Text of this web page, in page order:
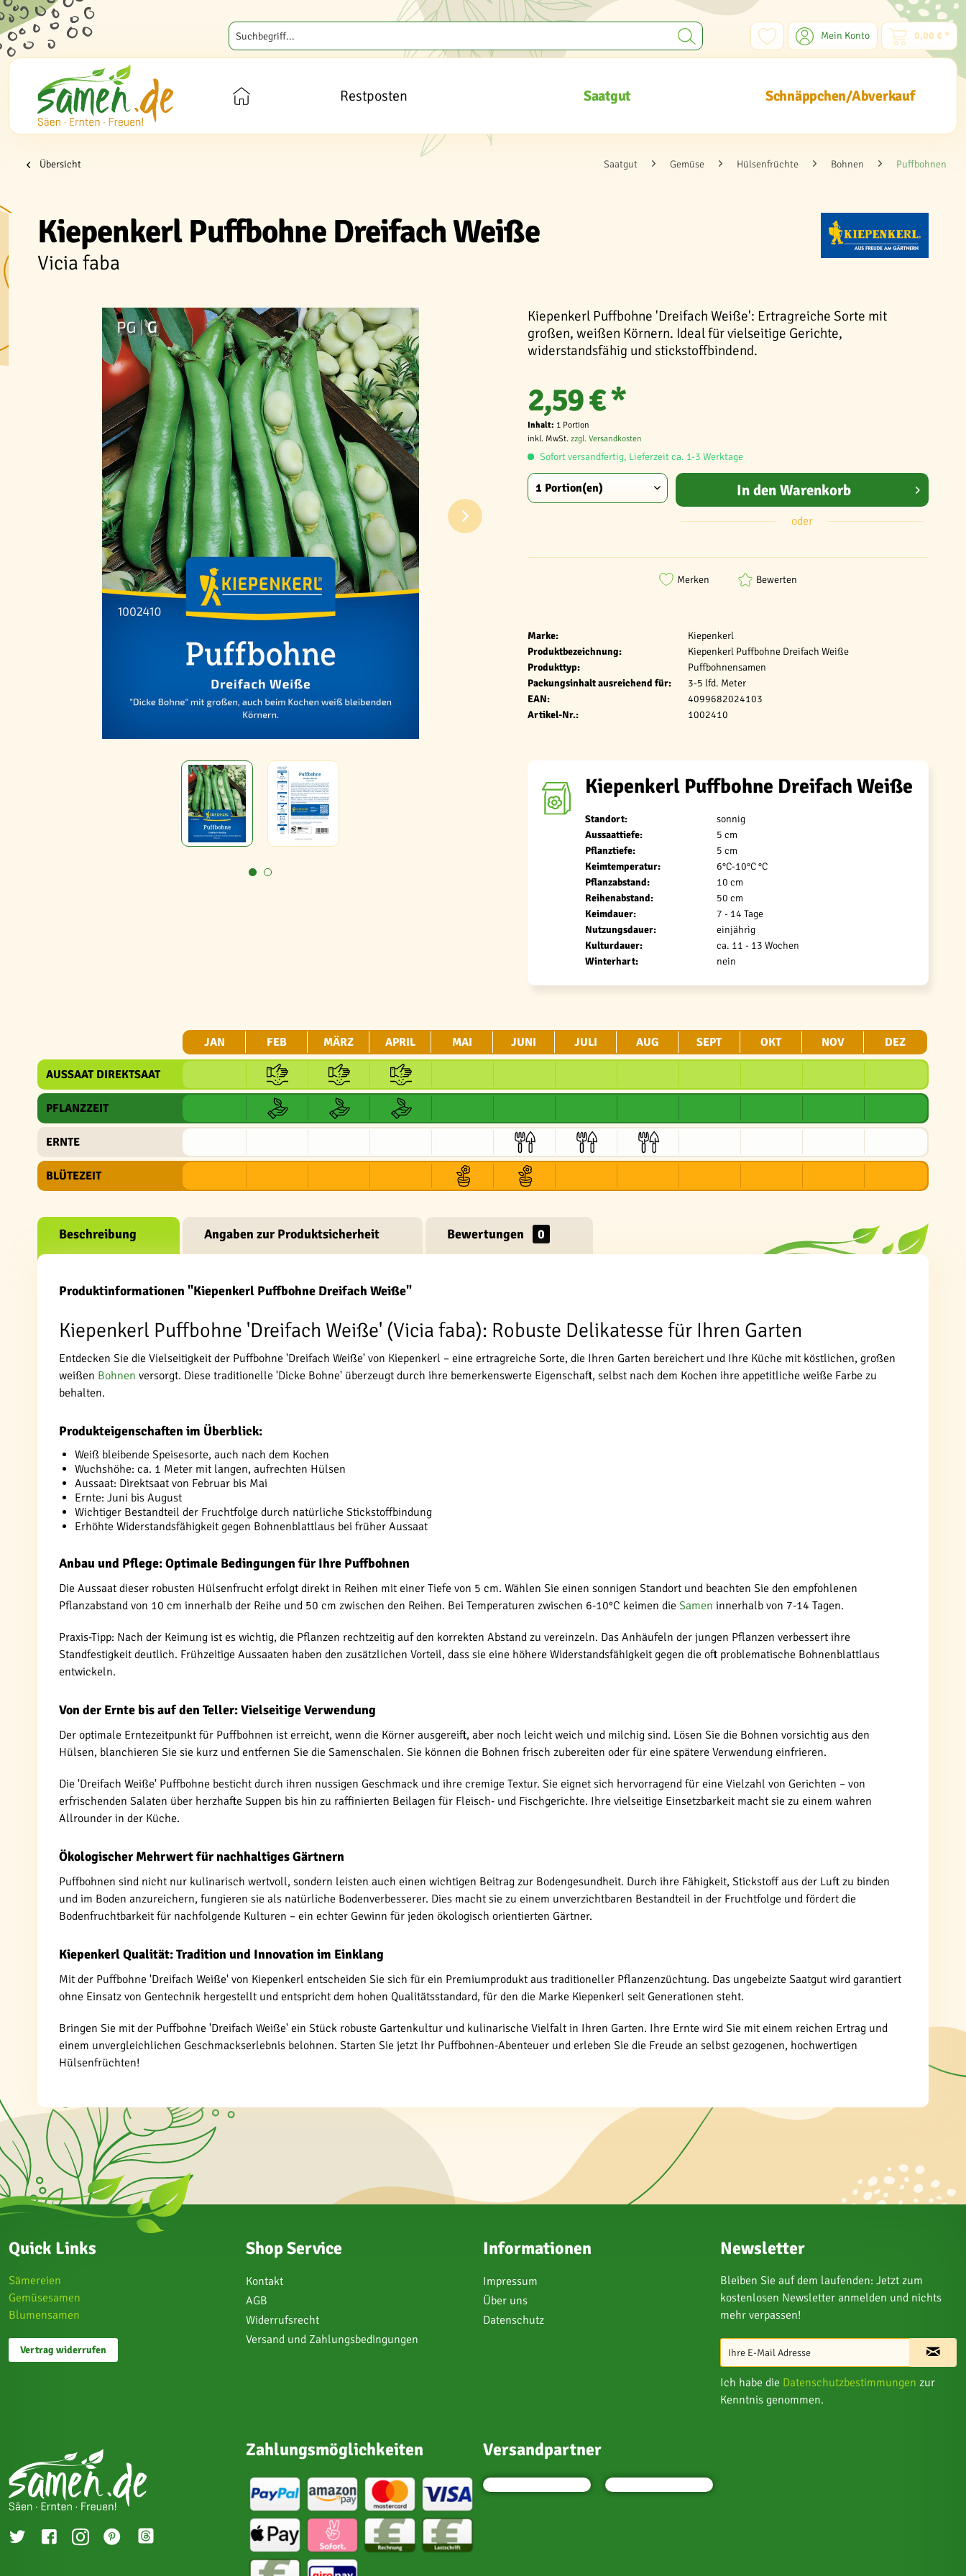
Mein Konto 0,00 € *
Restposten Saatgut Schnäppchen/Abverkauf
Übersicht Saatgut Gemüse Hülsenfrüchte Bohnen Puffbohnen
Kiepenkerl Puffbohne Dreifach Weiße
Vicia faba
Kiepenkerl Puffbohne 'Dreifach Weiße': Ertragreiche Sorte mit
großen, weißen Körnern. Ideal für vielseitige Gerichte,
widerstandsfähig und stickstoffbindend.
Marke:
Kiepenkerl
Produktbezeichnung:
Kiepenkerl Puffbohne Dreifach Weiße
Produkttyp:
Puffbohnensamen
Packungsinhalt ausreichend für:
3-5 lfd. Meter
EAN:
4099682024103
Artikel-Nr.:
1002410
2,59 € *
Inhalt: 1 Portion
inkl. MwSt. zzgl. Versandkosten
Sofort versandfertig, Lieferzeit ca. 1-3 Werktage
In den Warenkorb
oder
Merken Bewerten
Kiepenkerl Puffbohne Dreifach Weiße
Standort:
sonnig
Aussaattiefe:
5 cm
Pflanztiefe:
5 cm
Keimtemperatur:
6°C-10°C °C
Pflanzabstand:
10 cm
Reihenabstand:
50 cm
Keimdauer:
7 - 14 Tage
Nutzungsdauer:
einjährig
Kulturdauer:
ca. 11 - 13 Wochen
Winterhart:
nein
JAN FEB MÄRZ APRIL MAI JUNI JULI AUG SEPT OKT NOV DEZ
AUSSAAT DIREKTSAAT
PFLANZZEIT
ERNTE
BLÜTEZEIT
Beschreibung Angaben zur Produktsicherheit Bewertungen 0
Produktinformationen "Kiepenkerl Puffbohne Dreifach Weiße"
Kiepenkerl Puffbohne 'Dreifach Weiße' (Vicia faba): Robuste Delikatesse für Ihren Garten
Entdecken Sie die Vielseitigkeit der Puffbohne 'Dreifach Weiße' von Kiepenkerl – eine ertragreiche Sorte, die Ihren Garten bereichert und Ihre Küche mit köstlichen, großen
weißen Bohnen versorgt. Diese traditionelle 'Dicke Bohne' überzeugt durch ihre bemerkenswerte Eigenschaft, selbst nach dem Kochen ihre appetitliche weiße Farbe zu
behalten.
Produkteigenschaften im Überblick:
Weiß bleibende Speisesorte, auch nach dem Kochen
Wuchshöhe: ca. 1 Meter mit langen, aufrechten Hülsen
Aussaat: Direktsaat von Februar bis Mai
Ernte: Juni bis August
Wichtiger Bestandteil der Fruchtfolge durch natürliche Stickstoffbindung
Erhöhte Widerstandsfähigkeit gegen Bohnenblattlaus bei früher Aussaat
Anbau und Pflege: Optimale Bedingungen für Ihre Puffbohnen
Die Aussaat dieser robusten Hülsenfrucht erfolgt direkt in Reihen mit einer Tiefe von 5 cm. Wählen Sie einen sonnigen Standort und beachten Sie den empfohlenen
Pflanzabstand von 10 cm innerhalb der Reihe und 50 cm zwischen den Reihen. Bei Temperaturen zwischen 6-10°C keimen die Samen innerhalb von 7-14 Tagen.
Praxis-Tipp: Nach der Keimung ist es wichtig, die Pflanzen rechtzeitig auf den korrekten Abstand zu vereinzeln. Das Anhäufeln der jungen Pflanzen verbessert ihre
Standfestigkeit deutlich. Frühzeitige Aussaaten haben den zusätzlichen Vorteil, dass sie eine höhere Widerstandsfähigkeit gegen die oft problematische Bohnenblattlaus
entwickeln.
Von der Ernte bis auf den Teller: Vielseitige Verwendung
Der optimale Erntezeitpunkt für Puffbohnen ist erreicht, wenn die Körner ausgereift, aber noch leicht weich und milchig sind. Lösen Sie die Bohnen vorsichtig aus den
Hülsen, blanchieren Sie sie kurz und entfernen Sie die Samenschalen. Sie können die Bohnen frisch zubereiten oder für eine spätere Verwendung einfrieren.
Die 'Dreifach Weiße' Puffbohne besticht durch ihren nussigen Geschmack und ihre cremige Textur. Sie eignet sich hervorragend für eine Vielzahl von Gerichten – von
erfrischenden Salaten über herzhafte Suppen bis hin zu raffinierten Beilagen für Fleisch- und Fischgerichte. Ihre vielseitige Einsetzbarkeit macht sie zu einem wahren
Allrounder in der Küche.
Ökologischer Mehrwert für nachhaltiges Gärtnern
Puffbohnen sind nicht nur kulinarisch wertvoll, sondern leisten auch einen wichtigen Beitrag zur Bodengesundheit. Durch ihre Fähigkeit, Stickstoff aus der Luft zu binden
und im Boden anzureichern, fungieren sie als natürliche Bodenverbesserer. Dies macht sie zu einem unverzichtbaren Bestandteil in der Fruchtfolge und fördert die
Bodenfruchtbarkeit für nachfolgende Kulturen – ein echter Gewinn für jeden ökologisch orientierten Gärtner.
Kiepenkerl Qualität: Tradition und Innovation im Einklang
Mit der Puffbohne 'Dreifach Weiße' von Kiepenkerl entscheiden Sie sich für ein Premiumprodukt aus traditioneller Pflanzenzüchtung. Das ungebeizte Saatgut wird garantiert
ohne Einsatz von Gentechnik hergestellt und entspricht dem hohen Qualitätsstandard, für den die Marke Kiepenkerl seit Generationen steht.
Bringen Sie mit der Puffbohne 'Dreifach Weiße' ein Stück robuste Gartenkultur und kulinarische Vielfalt in Ihren Garten. Ihre Ernte wird Sie mit einem reichen Ertrag und
einem unvergleichlichen Geschmackserlebnis belohnen. Starten Sie jetzt Ihr Puffbohnen-Abenteuer und erleben Sie die Freude an selbst gezogenen, hochwertigen
Hülsenfrüchten!
Quick Links
Sämereien
Gemüsesamen
Blumensamen
Vertrag widerrufen
Shop Service
Kontakt
AGB
Widerrufsrecht
Versand und Zahlungsbedingungen
Informationen
Impressum
Über uns
Datenschutz
Newsletter
Bleiben Sie auf dem laufenden: Jetzt zum
kostenlosen Newsletter anmelden und nichts
mehr verpassen!
Ich habe die Datenschutzbestimmungen zur
Kenntnis genommen.
Zahlungsmöglichkeiten Versandpartner